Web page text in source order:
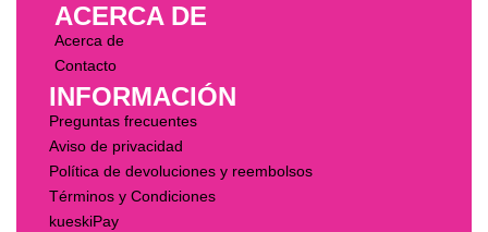
ACERCA DE
Acerca de
Contacto
INFORMACIÓN
Preguntas frecuentes
Aviso de privacidad
Política de devoluciones y reembolsos
Términos y Condiciones
kueskiPay